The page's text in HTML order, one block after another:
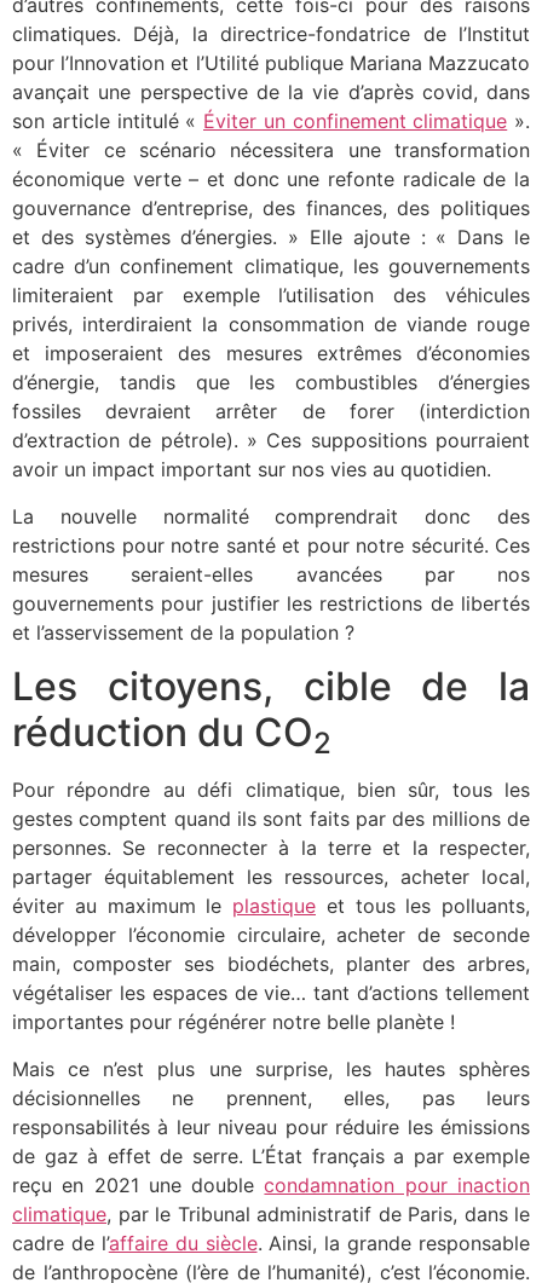
d’autres confinements, cette fois-ci pour des raisons
climatiques. Déjà, la directrice-fondatrice de l’Institut
pour l’Innovation et l’Utilité publique Mariana Mazzucato
avançait une perspective de la vie d’après covid, dans
son article intitulé « Éviter un confinement climatique ».
« Éviter ce scénario nécessitera une transformation
économique verte – et donc une refonte radicale de la
gouvernance d’entreprise, des finances, des politiques
et des systèmes d’énergies. » Elle ajoute : « Dans le
cadre d’un confinement climatique, les gouvernements
limiteraient par exemple l’utilisation des véhicules
privés, interdiraient la consommation de viande rouge
et imposeraient des mesures extrêmes d’économies
d’énergie, tandis que les combustibles d’énergies
fossiles devraient arrêter de forer (interdiction
d’extraction de pétrole). » Ces suppositions pourraient
avoir un impact important sur nos vies au quotidien.
La nouvelle normalité comprendrait donc des
restrictions pour notre santé et pour notre sécurité. Ces
mesures seraient-elles avancées par nos
gouvernements pour justifier les restrictions de libertés
et l’asservissement de la population ?
Les citoyens, cible de la
réduction du CO2
Pour répondre au défi climatique, bien sûr, tous les
gestes comptent quand ils sont faits par des millions de
personnes. Se reconnecter à la terre et la respecter,
partager équitablement les ressources, acheter local,
éviter au maximum le plastique et tous les polluants,
développer l’économie circulaire, acheter de seconde
main, composter ses biodéchets, planter des arbres,
végétaliser les espaces de vie… tant d’actions tellement
importantes pour régénérer notre belle planète !
Mais ce n’est plus une surprise, les hautes sphères
décisionnelles ne prennent, elles, pas leurs
responsabilités à leur niveau pour réduire les émissions
de gaz à effet de serre. L’État français a par exemple
reçu en 2021 une doublecondamnation pour inaction
climatique, par le Tribunal administratif de Paris, dans le
cadre de l’affaire du siècle. Ainsi, la grande responsable
de l’anthropocène (l’ère de l’humanité), c’est l’économie.